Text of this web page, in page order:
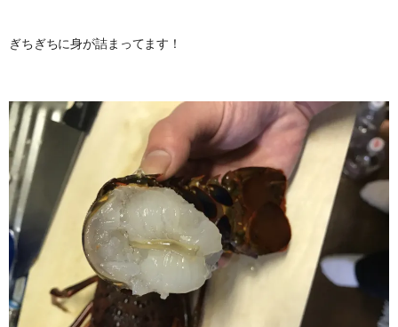
ぎちぎちに身が詰まってます！